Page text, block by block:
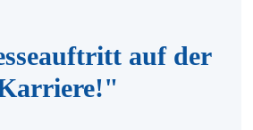
auf der